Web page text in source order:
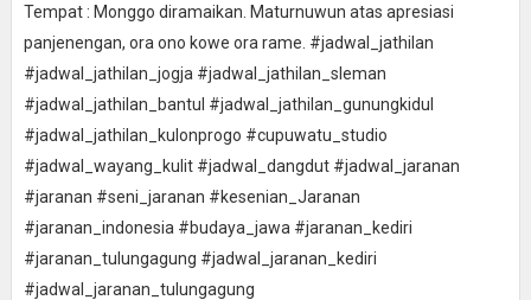
Tempat : Monggo diramaikan. Maturnuwun atas apresiasi
panjenengan, ora ono kowe ora rame. #jadwal_jathilan
#jadwal_jathilan_jogja #jadwal_jathilan_sleman
#jadwal_jathilan_bantul #jadwal_jathilan_gunungkidul
#jadwal_jathilan_kulonprogo #cupuwatu_studio
#jadwal_wayang_kulit #jadwal_dangdut #jadwal_jaranan
#jaranan #seni_jaranan #kesenian_Jaranan
#jaranan_indonesia #budaya_jawa #jaranan_kediri
#jaranan_tulungagung #jadwal_jaranan_kediri
#jadwal_jaranan_tulungagung